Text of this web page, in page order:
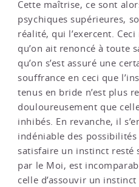
Cette maîtrise, ce sont
psychiques supérieures,
réalité, qui l’exercent.
qu’on ait renoncé à toute
qu’on s’est assuré une
souffrance en ceci que
tenus en bride n’est plus
douloureusement que
inhibés. En revanche, il
indéniable des
satisfaire un instinct resté
par le Moi, est
celle d’assouvir un